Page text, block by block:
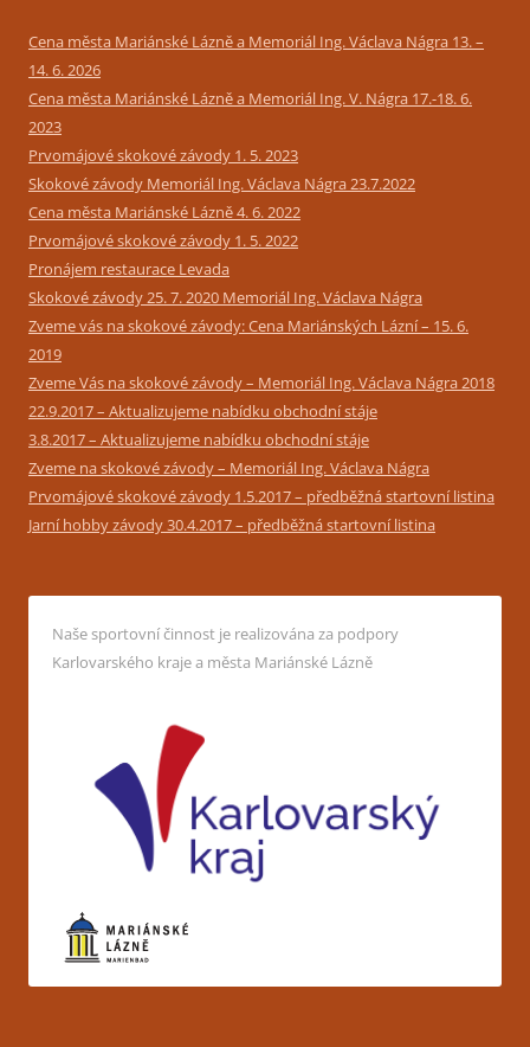
Cena města Mariánské Lázně a Memoriál Ing. Václava Nágra 13. –
14. 6. 2026
Cena města Mariánské Lázně a Memoriál Ing. V. Nágra 17.-18. 6.
2023
Prvomájové skokové závody 1. 5. 2023
Skokové závody Memoriál Ing. Václava Nágra 23.7.2022
Cena města Mariánské Lázně 4. 6. 2022
Prvomájové skokové závody 1. 5. 2022
Pronájem restaurace Levada
Skokové závody 25. 7. 2020 Memoriál Ing. Václava Nágra
Zveme vás na skokové závody: Cena Mariánských Lázní – 15. 6.
2019
Zveme Vás na skokové závody – Memoriál Ing. Václava Nágra 2018
22.9.2017 – Aktualizujeme nabídku obchodní stáje
3.8.2017 – Aktualizujeme nabídku obchodní stáje
Zveme na skokové závody – Memoriál Ing. Václava Nágra
Prvomájové skokové závody 1.5.2017 – předběžná startovní listina
Jarní hobby závody 30.4.2017 – předběžná startovní listina
Naše sportovní činnost je realizována za podpory
Karlovarského kraje a města Mariánské Lázně